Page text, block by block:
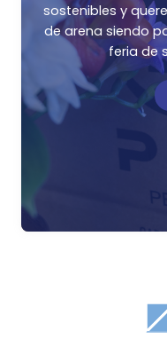
sostenibles y
de arena siendo
feria de